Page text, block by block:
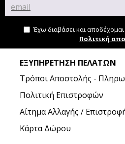
Έχω διαβάσει και
Πολιτική
ΕΞΥΠΗΡΈΤΗΣΗ ΠΕΛΑΤΏΝ
Τρόποι Αποστολής -
Πολιτική Επιστροφών
Αίτημα Αλλαγής /
Κάρτα Δώρου